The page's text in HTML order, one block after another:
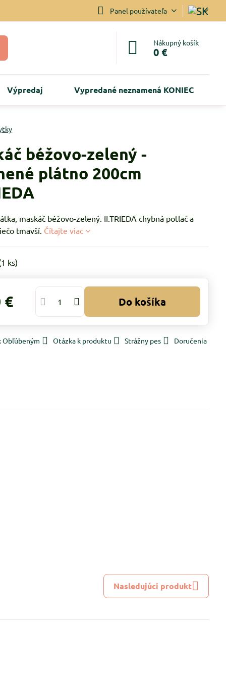
Panel používateľa
Nákupný košík
0 €
Výpredaj Vypredané neznamená KONIEC
béžovo-zelený -
plátno 200cm
maskáč béžovo-zelený. II.TRIEDA chybná potlač a
tmavší. Čítajte viac
1 ks)
€ Do košíka
Obľúbeným Otázka k produktu Strážny pes Doručenia
Nasledujúci produkt